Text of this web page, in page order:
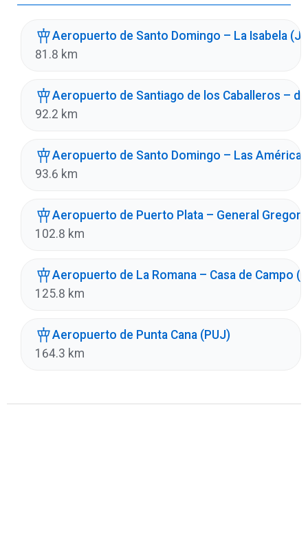
Aeropuerto de Santo Domingo – La Isabela
81.8 km
Aeropuerto de Santiago de los Caballeros –
92.2 km
Aeropuerto de Santo Domingo – Las Américas
93.6 km
Aeropuerto de Puerto Plata – General
102.8 km
Aeropuerto de La Romana – Casa de Campo
125.8 km
Aeropuerto de Punta Cana (PUJ)
164.3 km